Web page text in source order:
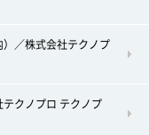
）／株式会社テクノプ
テクノプロ テクノプ